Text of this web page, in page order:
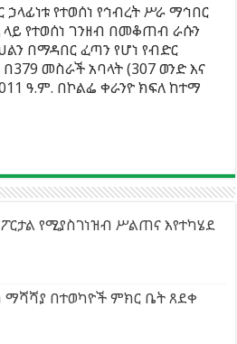
የተወሰነ የኅብረት ሥራ ማኅበር
የተወሰነ ገንዘብ በመቆጠብ ራሱን
በማዳበር ፈጣን የሆነ የብድር
መስራች አባላት (307 ወንድ እና
ዓ.ም. በኮልፌ ቀራንዮ ክፍለ ከተማ
ፖርታል የሚያስገነዝብ ሥልጠና እየተካሄደ
ማሻሻያ በተወካዮች ምክር ቤት ጸደቀ